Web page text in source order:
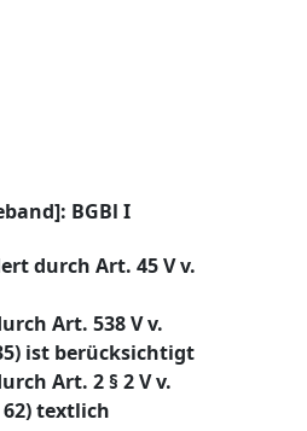
BGBl I
durch Art. 45 V v.
Art. 538 V v.
ist berücksichtigt
Art. 2 § 2 V v.
62) textlich